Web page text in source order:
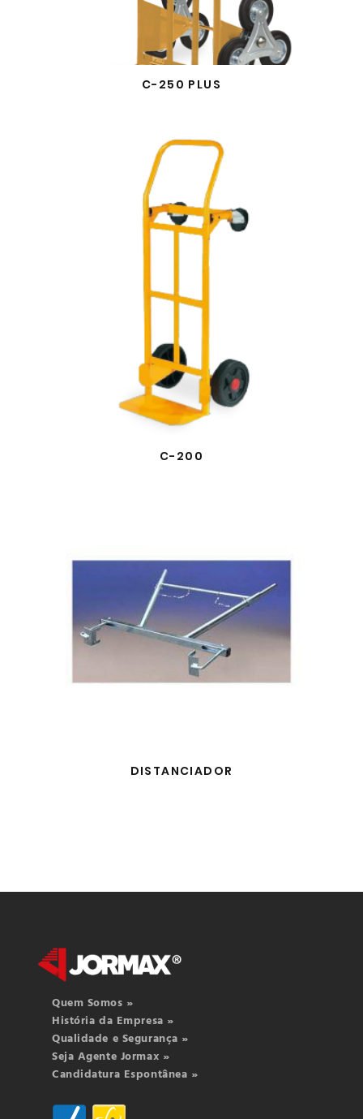
C-250 PLUS
C-200
DISTANCIADOR
Quem Somos »
História da Empresa »
Qualidade e Segurança »
Seja Agente Jormax »
Candidatura Espontânea »